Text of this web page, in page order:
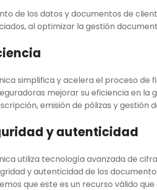
de los datos y documentos de
al optimizar la gestión
simplifica y acelera el proceso de
mejorar su eficiencia en la
emisión de pólizas y gestión
y autenticidad
utiliza tecnología avanzada de
y autenticidad de los
que este es un recurso válido